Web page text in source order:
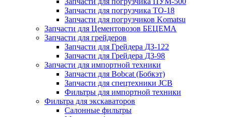
Запчасти для погрузчика ТО-18
Запчасти для погрузчиков Komatsu
Запчасти для Цементовозов БЕЦЕМА
Запчасти для грейдеров
Запчасти для Грейдера ДЗ-122
Запчасти для Грейдера ДЗ-98
Запчасти для импортной техники
Запчасти для Bobcat (Бобкэт)
Запчасти для спецтехники JCB
Фильтры для импортной техники
Фильтра для экскаваторов
Салонные фильтры